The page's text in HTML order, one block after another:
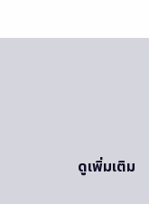
ดูเพิ่มเติม